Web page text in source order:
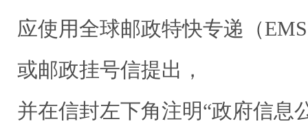
应使用全球邮政特快专递（
或邮政挂号信提出，
并在信封左下角注明“政府信息